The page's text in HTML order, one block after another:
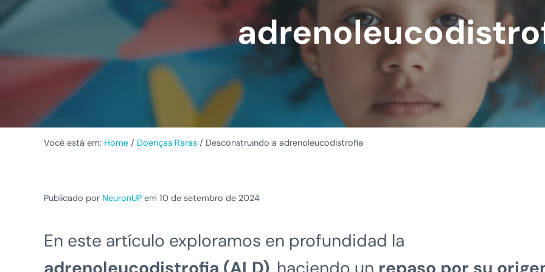
Você está em: Home / Doenças Raras / Desconstruindo a adrenoleucodistrofia
Publicado por NeuronUP em 10 de setembro de 2024
En este artículo exploramos en profundidad la